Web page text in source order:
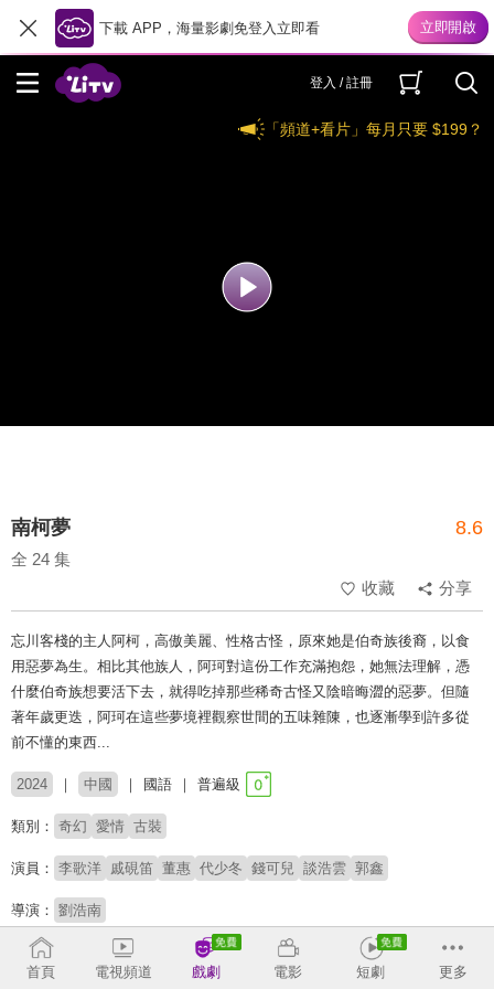
下載 APP，海量影劇免登入立即看
登入 / 註冊
「頻道+看片」每月只要 $199？
南柯夢 8.6
全 24 集
收藏
分享
忘川客棧的主人阿柯，高傲美麗、性格古怪，原來她是伯奇族後裔，以食
用惡夢為生。相比其他族人，阿珂對這份工作充滿抱怨，她無法理解，憑
什麼伯奇族想要活下去，就得吃掉那些稀奇古怪又陰暗晦澀的惡夢。但隨
著年歲更迭，阿珂在這些夢境裡觀察世間的五味雜陳，也逐漸學到許多從
前不懂的東西...
2024 中國 國語 普遍級
類別： 奇幻 愛情 古裝
演員： 李歌洋 戚硯笛 董惠 代少冬 錢可兒 談浩雲 郭鑫
導演： 劉浩南
# 短劇推薦 # 熱門短劇
# 免費短劇
首頁
電視頻道 戲劇 電影 短劇 更多